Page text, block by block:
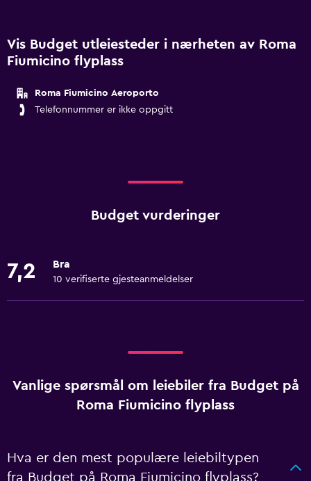
Vis Budget utleiesteder i nærheten av Roma
Fiumicino flyplass
Roma Fiumicino Aeroporto
Telefonnummer er ikke oppgitt
Budget vurderinger
7,2 Bra
10 verifiserte gjesteanmeldelser
Vanlige spørsmål om leiebiler fra Budget på
Roma Fiumicino flyplass
Hva er den mest populære leiebiltypen
fra Budget på Roma Fiumicino flyplass?